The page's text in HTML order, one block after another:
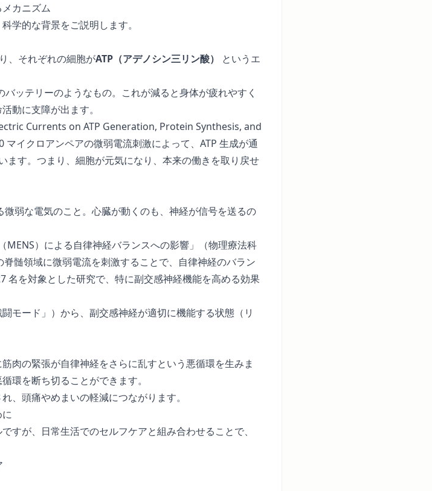
カニズム
学的な背景をご説明します。
、それぞれの細胞がATP（アデノシン三リン酸）
というエ
ッテリーのようなもの。これが減ると身体が疲れやすく
動に支障が出ます。
Currents on ATP Generation, Protein Synthesis, and
マイクロアンペアの微弱電流刺激によって、ATP 生成が通
ます。つまり、細胞が元気になり、本来の働きを取り戻せ
弱な電気のこと。心臓が動くのも、神経が信号を送るの
MENS）による自律神経バランスへの影響 」（物理療法科
髄領域に微弱電流を刺激することで、自律神経のバラン
名を対象とした研究で、特に副交感神経機能を高める効果
モード」）から、副交感神経が適切に機能する状態（リ
肉の緊張が自律神経をさらに乱すという悪循環を生みま
環を断ち切ることができます。
、頭痛やめまいの軽減につながります。
すが、日常生活でのセルフケアと組み合わせることで、